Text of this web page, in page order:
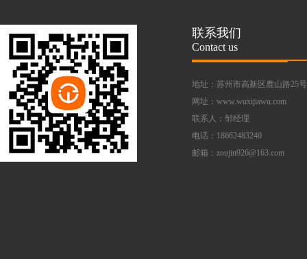
联系我们
Contact us
地址：苏州市高新区鹿山路25
网址：www.wuxijiawu.com
联系人：邹经理
电话：18662483240
邮箱：zoujin926@163.com